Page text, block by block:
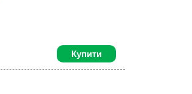
Купити